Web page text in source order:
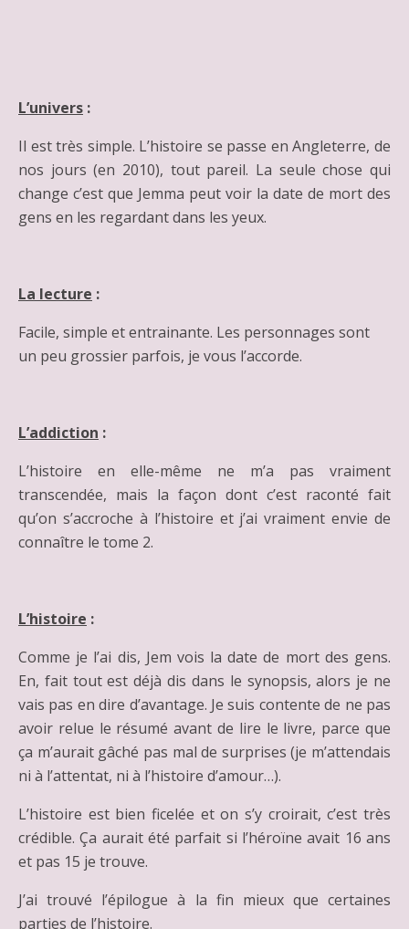
L’univers :
Il est très simple. L’histoire se passe en Angleterre, de
nos jours (en 2010), tout pareil. La seule chose qui
change c’est que Jemma peut voir la date de mort des
gens en les regardant dans les yeux.
La lecture :
Facile, simple et entrainante. Les personnages sont
un peu grossier parfois, je vous l’accorde.
L’addiction :
L’histoire en elle-même ne m’a pas vraiment
transcendée, mais la façon dont c’est raconté fait
qu’on s’accroche à l’histoire et j’ai vraiment envie de
connaître le tome 2.
L’histoire :
Comme je l’ai dis, Jem vois la date de mort des gens.
En, fait tout est déjà dis dans le synopsis, alors je ne
vais pas en dire d’avantage. Je suis contente de ne pas
avoir relue le résumé avant de lire le livre, parce que
ça m’aurait gâché pas mal de surprises (je m’attendais
ni à l’attentat, ni à l’histoire d’amour…).
L’histoire est bien ficelée et on s’y croirait, c’est très
crédible. Ça aurait été parfait si l’héroïne avait 16 ans
et pas 15 je trouve.
J’ai trouvé l’épilogue à la fin mieux que certaines
parties de l’histoire.